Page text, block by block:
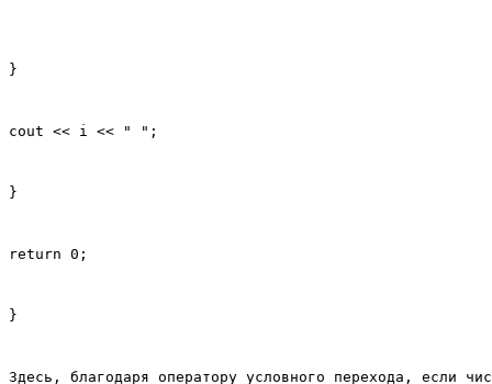
}
cout << i << " ";
}
return 0;
}
Здесь, благодаря оператору условного перехода, если